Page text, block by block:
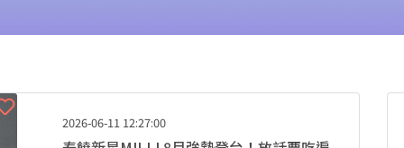
2026-06-11 12:27:00